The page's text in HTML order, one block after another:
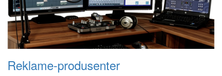
Reklame-produsenter